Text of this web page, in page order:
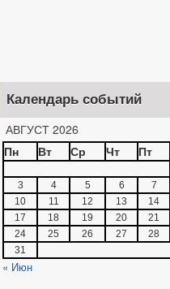
Календарь событий
АВГУСТ 2026
Пн
Вт Ср Чт Пт
3
4 5 6 7
10
11 12 13 14
17
18 19 20 21
24
25 26 27 28
31
« Июн